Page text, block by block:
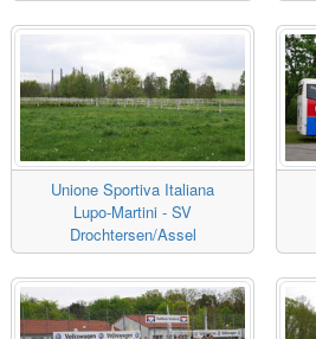
Unione Sportiva Italiana
Lupo-Martini - SV
Drochtersen/Assel